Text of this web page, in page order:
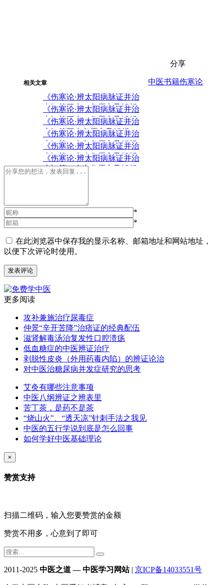
分享
相关文章
《伤寒论·辨太阳病脉证并治
中》第三十二条原文及解析
《伤寒论·辨太阳病脉证并治
中》第三十一条原文及解析
《伤寒论·辨太阳病脉证并治
上》第三十条原文及解析
《伤寒论·辨太阳病脉证并治
上》第二十九条原文及解析
《伤寒论·辨太阳病脉证并治
上》第二十八条原文及解析
《伤寒论·辨太阳病脉证并治
上》第二十七条原文及解析
中医书籍伤寒论
*
*
在此浏览器中保存我的显示名称、邮箱地址和网站地址，
以便下次评论时使用。
更多阅读
攻补兼施治疗尿毒症
仲景“辛开苦降”治痞证的经典配伍
滋肾解毒汤治复发性口腔溃疡
低血糖症的中医辨证治疗
剥脱性皮炎（外用药毒内陷）的辨证论治
对中医治糖尿病并发症研究的思考
艾灸有哪些注意事项
中医八纲辨证之辨表里
苦丁茶，是药不是茶
“烧山火”、“透天凉”针刺手法之我见
中医的五行学说到底是怎么回事
如何学好中医基础理论
×
赞赏支持
扫描二维码，输入您要赞赏的金额
赞赏不用多，心意到了即可
2011-2025 中医之道 — 中医学习网站| 京ICP备14033551号